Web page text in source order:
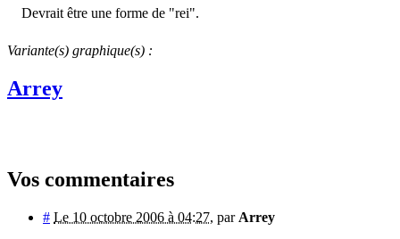
Devrait être une forme de "rei".
Variante(s) graphique(s) :
Arrey
Vos commentaires
# Le 10 octobre 2006 à 04:27, par Arrey